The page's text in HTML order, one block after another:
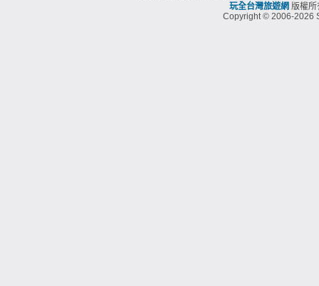
玩全台灣旅遊網 版權
Copyright © 2006-2026